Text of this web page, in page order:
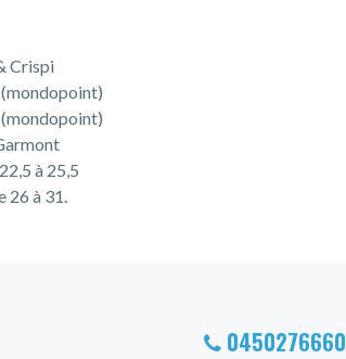
Crispi
(mondopoint)
(mondopoint)
à 25,5
26 à 31.
0450276660